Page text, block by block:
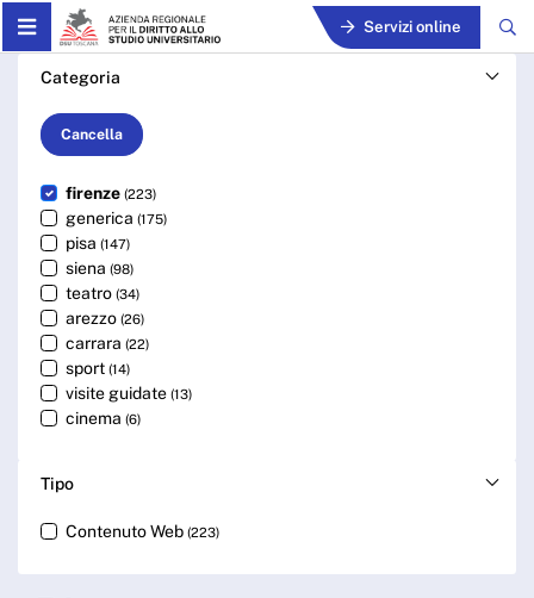
Skip to Main Content Servizi online
Cerca - ARDSU
Categoria
Cancella
firenze (223)
generica (175)
pisa (147)
siena (98)
teatro (34)
arezzo (26)
carrara (22)
sport (14)
visite guidate (13)
cinema (6)
Tipo
Contenuto Web (223)